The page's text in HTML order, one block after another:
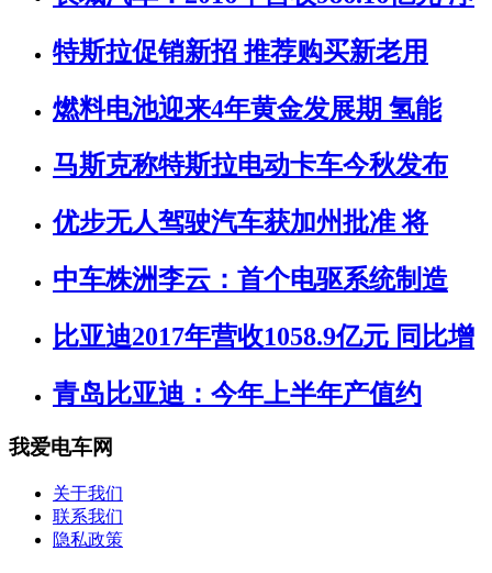
特斯拉促销新招 推荐购买新老用
燃料电池迎来4年黄金发展期 氢能
马斯克称特斯拉电动卡车今秋发布
优步无人驾驶汽车获加州批准 将
中车株洲李云：首个电驱系统制造
比亚迪2017年营收1058.9亿元 同比增
青岛比亚迪：今年上半年产值约
我爱电车网
关于我们
联系我们
隐私政策